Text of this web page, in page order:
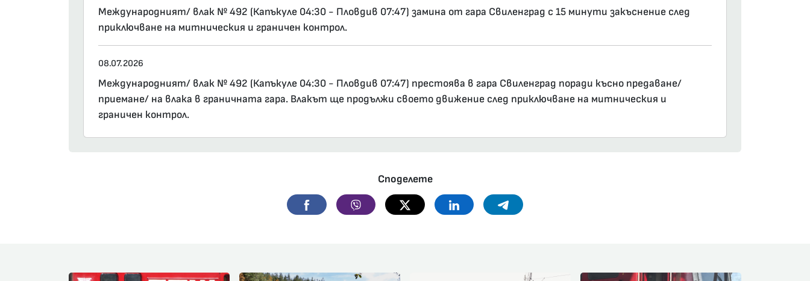
Международният/ влак № 492 (Капъкуле 04:30 - Пловдив 07:47) замина от гара Свиленград с 15 минути закъснение след
приключване на митническия и граничен контрол.
08.07.2026
Международният/ влак № 492 (Капъкуле 04:30 - Пловдив 07:47) престоява в гара Свиленград поради късно предаване/
приемане/ на влака в граничната гара. Влакът ще продължи своето движение след приключване на митническия и
граничен контрол.
Споделете
Facebook Viber Twitter Linkedin Telegram